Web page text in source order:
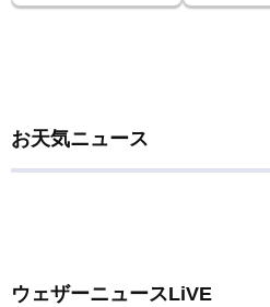
お天気ニュース
ウェザーニュースLiVE